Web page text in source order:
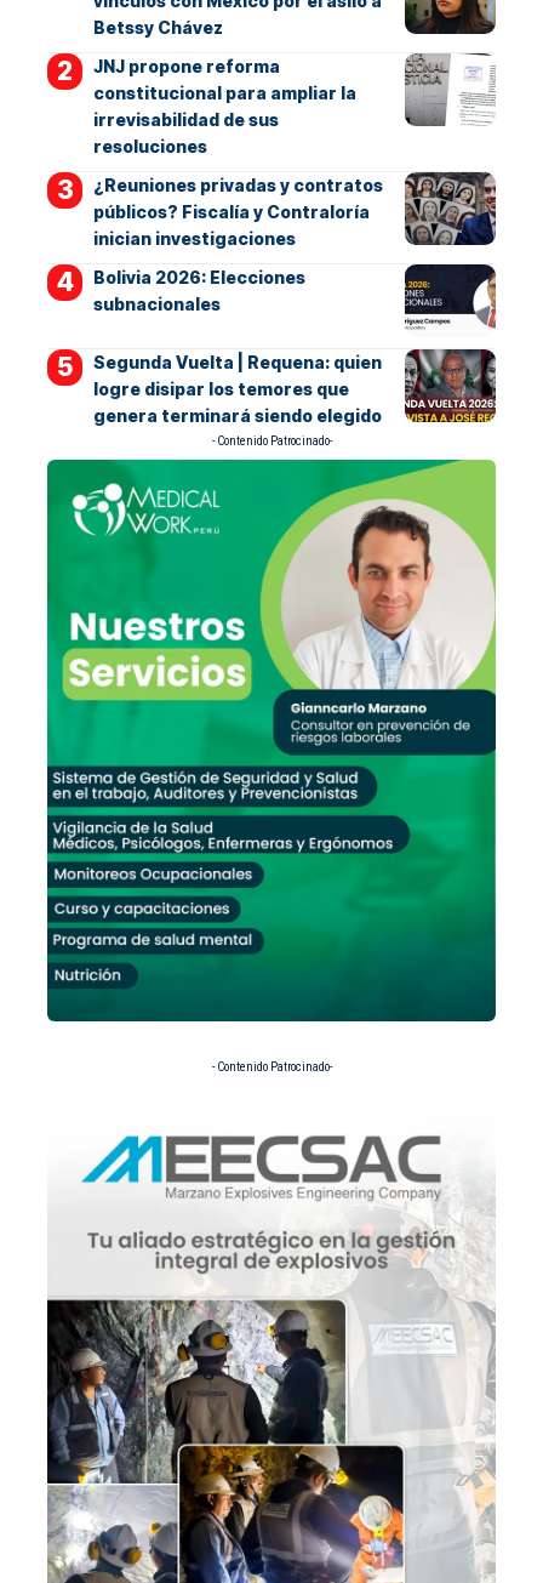
Betssy Chávez
JNJ propone reforma
constitucional para ampliar la
irrevisabilidad de sus
resoluciones
¿Reuniones privadas y contratos
públicos? Fiscalía y Contraloría
inician investigaciones
Bolivia 2026: Elecciones
subnacionales
Segunda Vuelta | Requena: quien
logre disipar los temores que
genera terminará siendo elegido
- Contenido Patrocinado-
- Contenido Patrocinado-